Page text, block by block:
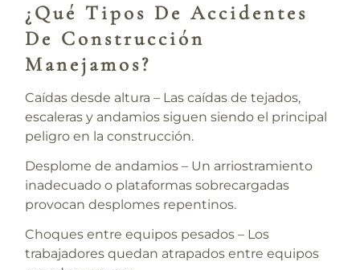
¿Qué Tipos De Accidentes
De Construcción
Manejamos?
Caídas desde altura – Las caídas de tejados,
escaleras y andamios siguen siendo el principal
peligro en la construcción.
Desplome de andamios– Un arriostramiento
inadecuado o plataformas sobrecargadas
provocan desplomes repentinos.
Choquesentre equipos pesados – Los
trabajadores quedan atrapados entre equipos